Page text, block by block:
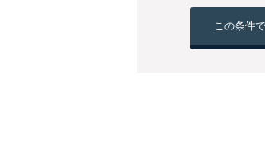
この条件